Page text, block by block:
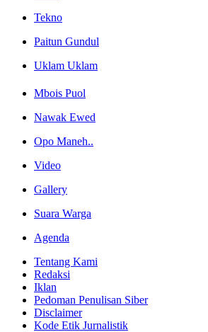
Tekno
Paitun Gundul
Uklam Uklam
Mbois Puol
Nawak Ewed
Opo Maneh..
Video
Gallery
Suara Warga
Agenda
Tentang Kami
Redaksi
Iklan
Pedoman Penulisan Siber
Disclaimer
Kode Etik Jurnalistik